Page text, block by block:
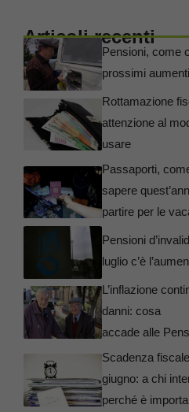
Articoli recenti
Pensioni, come
prossimi aumenti
Rottamazione
attenzione al
usare
Passaporti,
sapere
partire per le
Pensioni
luglio c’è
L’inflazione
danni: cosa
accade alle
Scadenza
giugno: a chi
perché è